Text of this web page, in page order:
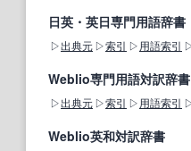
日英・英日専門用語辞書
出典元 索引 用語索引
Weblio専門用語対訳辞書
出典元 索引 用語索引
Weblio英和対訳辞書